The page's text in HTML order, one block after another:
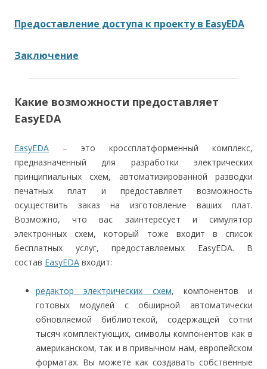
Предоставление доступа к проекту в EasyEDA
Заключение
Какие возможности предоставляет
EasyEDA
EasyEDA – это кроссплатформенный комплекс,
предназначенный для разработки электрических
принципиальных схем, автоматизированной разводки
печатных плат и предоставляет возможность
осуществить заказ на изготовление ваших плат.
Возможно, что вас заинтересует и симулятор
электронных схем, который тоже входит в список
бесплатных услуг, предоставляемых EasyEDA. В
состав EasyEDA входит:
редактор электрических схем, компонентов и
готовых модулей с обширной автоматически
обновляемой библиотекой, содержащей сотни
тысяч комплектующих, символы компонентов как в
американском, так и в привычном нам, европейском
форматах. Вы можете как создавать собственные